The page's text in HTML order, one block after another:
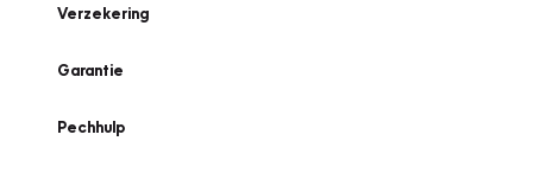
Verzekering
Garantie
Pechhulp